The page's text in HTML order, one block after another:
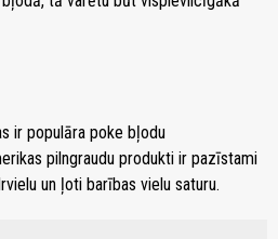
ir populāra poke bļodu
pilngraudu produkti ir pazīstami
un ļoti barības vielu saturu.